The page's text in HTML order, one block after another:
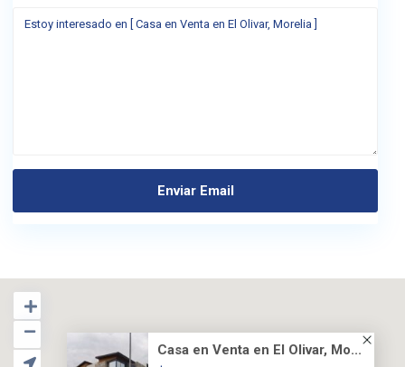
Casa en Venta en El Olivar, Mo...